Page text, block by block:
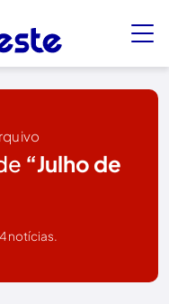
“Julho de
notícias.